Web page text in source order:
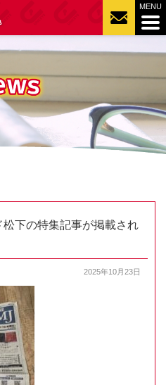
下の特集記事が掲載され
2025年10月23日